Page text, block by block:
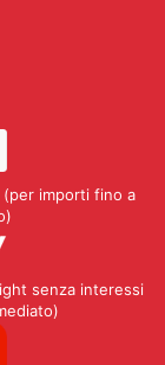
importi fino a
senza interessi